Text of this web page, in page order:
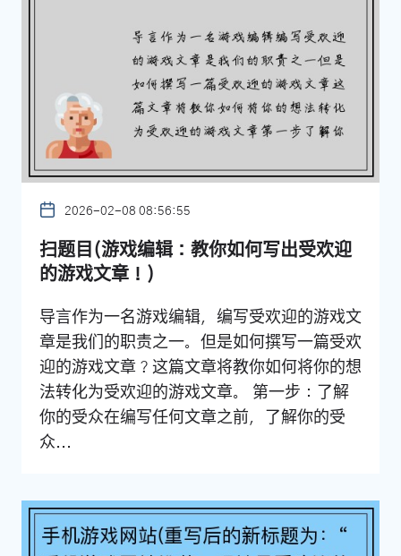
2026-02-08 08:56:55
扫题目(游戏编辑：教你如何写出受欢迎
的游戏文章！)
导言作为一名游戏编辑，编写受欢迎的游戏文
章是我们的职责之一。但是如何撰写一篇受欢
迎的游戏文章？这篇文章将教你如何将你的想
法转化为受欢迎的游戏文章。 第一步：了解
你的受众在编写任何文章之前，了解你的受
众...